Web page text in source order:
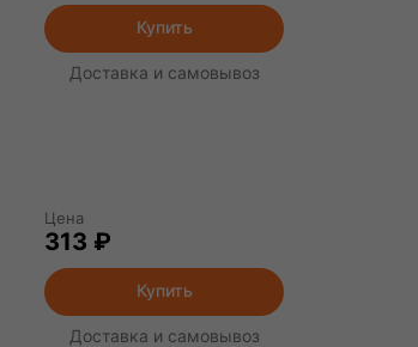
Купить
Доставка и самовывоз
Цена
313 ₽
Купить
Доставка и самовывоз